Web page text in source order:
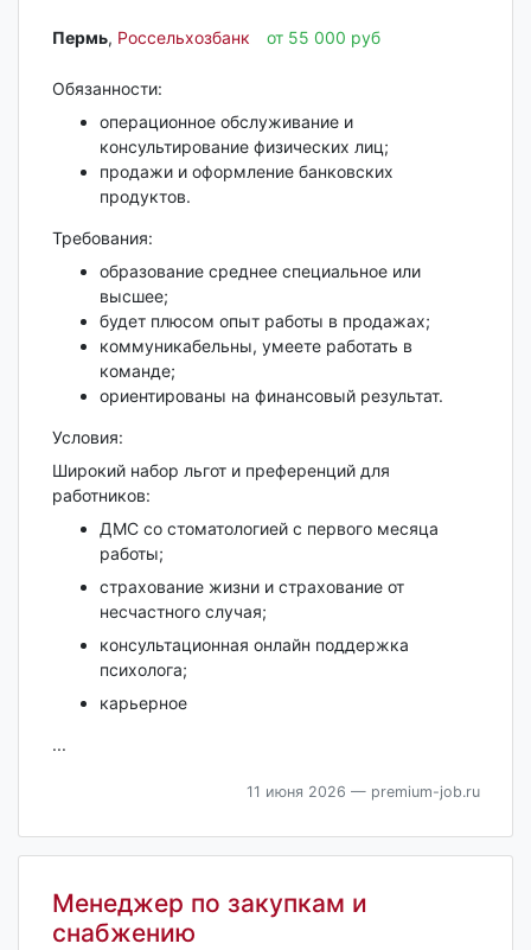
Пермь‎, Россельхозбанк от 55 000 руб
Обязанности:
операционное обслуживание и
консультирование физических лиц;
продажи и оформление банковских
продуктов.
Требования:
образование среднее специальное или
высшее;
будет плюсом опыт работы в продажах;
коммуникабельны, умеете работать в
команде;
ориентированы на финансовый результат.
Условия:
Широкий набор льгот и преференций для
работников:
ДМС со стоматологией с первого месяца
работы;
страхование жизни и страхование от
несчастного случая;
консультационная онлайн поддержка
психолога;
карьерное
...
11 июня 2026 — premium-job.ru
Менеджер по закупкам и
снабжению